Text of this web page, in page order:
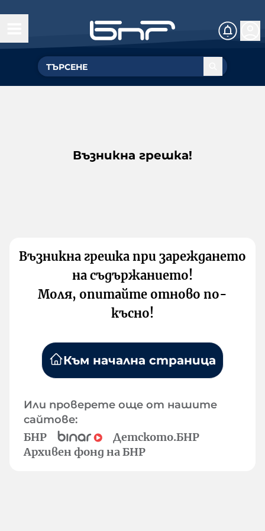
Възникна грешка!
Възникна грешка при зареждането
на съдържанието!
Моля, опитайте отново по-
късно!
Към начална страница
Или проверете още от нашите
сайтове:
БНР
Детското.БНР
Архивен фонд на БНР